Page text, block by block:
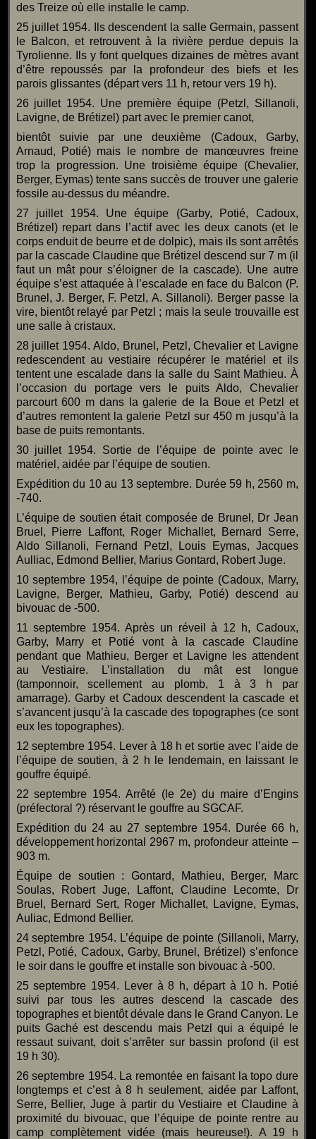
des Treize où elle installe le camp.
25 juillet 1954. Ils descendent la salle Germain, passent
le Balcon, et retrouvent à la rivière perdue depuis la
Tyrolienne. Ils y font quelques dizaines de mètres avant
d’être repoussés par la profondeur des biefs et les
parois glissantes (départ vers 11 h, retour vers 19 h).
26 juillet 1954. Une première équipe (Petzl, Sillanoli,
Lavigne, de Brétizel) part avec le premier canot,
bientôt suivie par une deuxième (Cadoux, Garby,
Arnaud, Potié) mais le nombre de manœuvres freine
trop la progression. Une troisième équipe (Chevalier,
Berger, Eymas) tente sans succès de trouver une galerie
fossile au-dessus du méandre.
27 juillet 1954. Une équipe (Garby, Potié, Cadoux,
Brétizel) repart dans l’actif avec les deux canots (et le
corps enduit de beurre et de dolpic), mais ils sont arrêtés
par la cascade Claudine que Brétizel descend sur 7 m (il
faut un mât pour s’éloigner de la cascade). Une autre
équipe s’est attaquée à l’escalade en face du Balcon (P.
Brunel, J. Berger, F. Petzl, A. Sillanoli). Berger passe la
vire, bientôt relayé par Petzl ; mais la seule trouvaille est
une salle à cristaux.
28 juillet 1954. Aldo, Brunel, Petzl, Chevalier et Lavigne
redescendent au vestiaire récupérer le matériel et ils
tentent une escalade dans la salle du Saint Mathieu. À
l’occasion du portage vers le puits Aldo, Chevalier
parcourt 600 m dans la galerie de la Boue et Petzl et
d’autres remontent la galerie Petzl sur 450 m jusqu’à la
base de puits remontants.
30 juillet 1954. Sortie de l’équipe de pointe avec le
matériel, aidée par l’équipe de soutien.
Expédition du 10 au 13 septembre. Durée 59 h, 2560 m,
-740.
L’équipe de soutien était composée de Brunel, Dr Jean
Bruel, Pierre Laffont, Roger Michallet, Bernard Serre,
Aldo Sillanoli, Fernand Petzl, Louis Eymas, Jacques
Aulliac, Edmond Bellier, Marius Gontard, Robert Juge.
10 septembre 1954, l’équipe de pointe (Cadoux, Marry,
Lavigne, Berger, Mathieu, Garby, Potié) descend au
bivouac de -500.
11 septembre 1954. Après un réveil à 12 h, Cadoux,
Garby, Marry et Potié vont à la cascade Claudine
pendant que Mathieu, Berger et Lavigne les attendent
au Vestiaire. L’installation du mât est longue
(tamponnoir, scellement au plomb, 1 à 3 h par
amarrage). Garby et Cadoux descendent la cascade et
s’avancent jusqu’à la cascade des topographes (ce sont
eux les topographes).
12 septembre 1954. Lever à 18 h et sortie avec l’aide de
l’équipe de soutien, à 2 h le lendemain, en laissant le
gouffre équipé.
22 septembre 1954. Arrêté (le 2e) du maire d’Engins
(préfectoral ?) réservant le gouffre au SGCAF.
Expédition du 24 au 27 septembre 1954. Durée 66 h,
développement horizontal 2967 m, profondeur atteinte –
903 m.
Équipe de soutien : Gontard, Mathieu, Berger, Marc
Soulas, Robert Juge, Laffont, Claudine Lecomte, Dr
Bruel, Bernard Sert, Roger Michallet, Lavigne, Eymas,
Auliac, Edmond Bellier.
24 septembre 1954. L’équipe de pointe (Sillanoli, Marry,
Petzl, Potié, Cadoux, Garby, Brunel, Brétizel) s’enfonce
le soir dans le gouffre et installe son bivouac à -500.
25 septembre 1954. Lever à 8 h, départ à 10 h. Potié
suivi par tous les autres descend la cascade des
topographes et bientôt dévale dans le Grand Canyon. Le
puits Gaché est descendu mais Petzl qui a équipé le
ressaut suivant, doit s’arrêter sur bassin profond (il est
19 h 30).
26 septembre 1954. La remontée en faisant la topo dure
longtemps et c’est à 8 h seulement, aidée par Laffont,
Serre, Bellier, Juge à partir du Vestiaire et Claudine à
proximité du bivouac, que l’équipe de pointe rentre au
camp complètement vidée (mais heureuse!). A 19 h